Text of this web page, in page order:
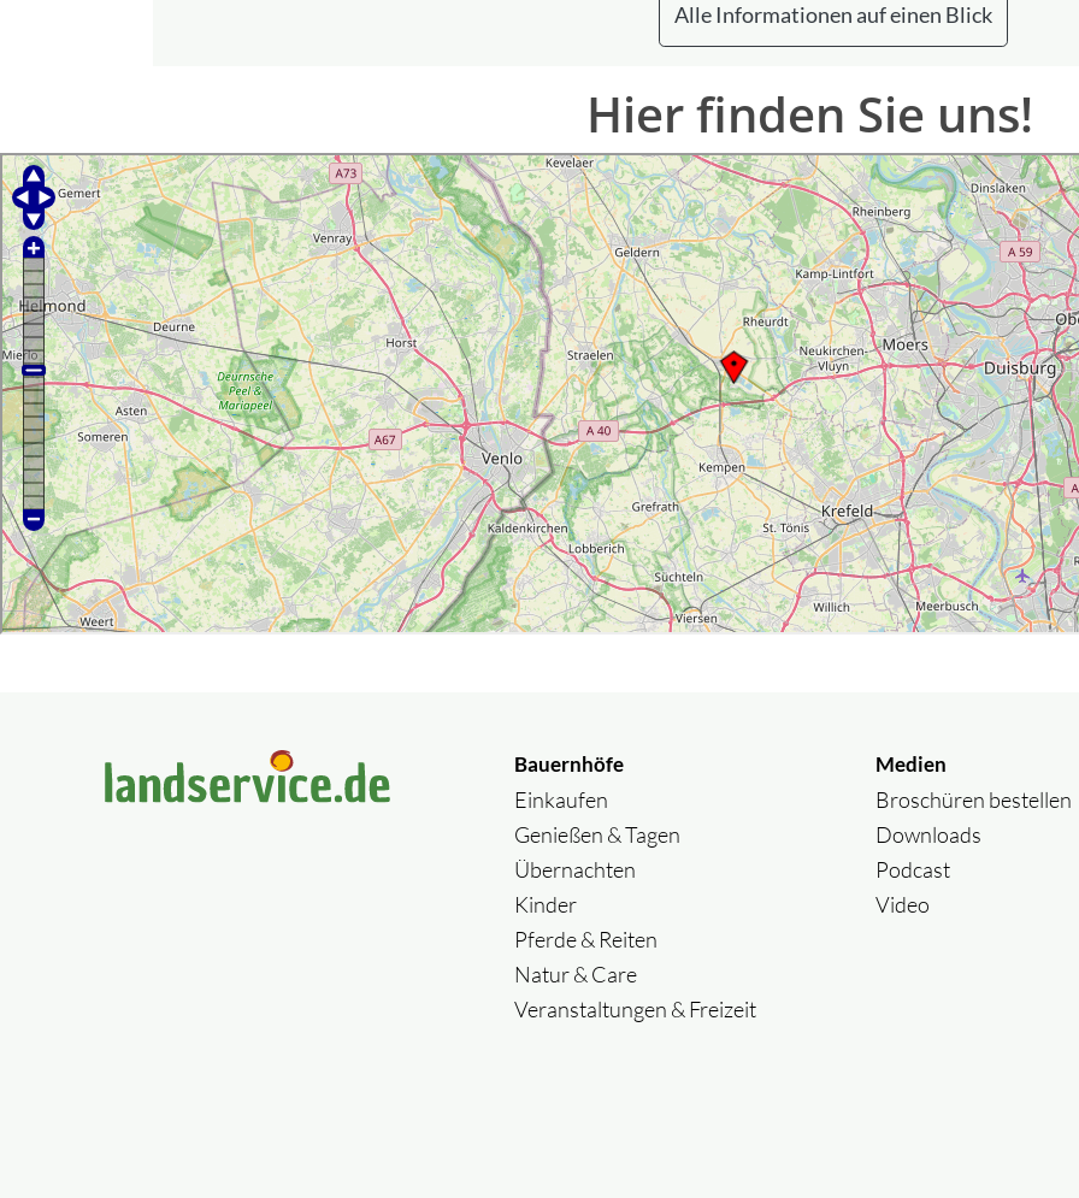
Alle Informationen auf einen Blick
Hier finden Sie uns!
Bauernhöfe
Einkaufen
Genießen & Tagen
Übernachten
Kinder
Pferde & Reiten
Natur & Care
Veranstaltungen & Freizeit
Medien
Broschüren bestellen
Downloads
Podcast
Video